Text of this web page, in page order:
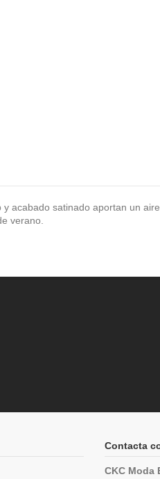
acabado satinado aportan un
verano.
Contacta
CKC Moda